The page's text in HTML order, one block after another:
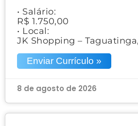
• Salário:
R$ 1.750,00
• Local:
JK Shopping –
Enviar Currículo »
8 de agosto de 2026